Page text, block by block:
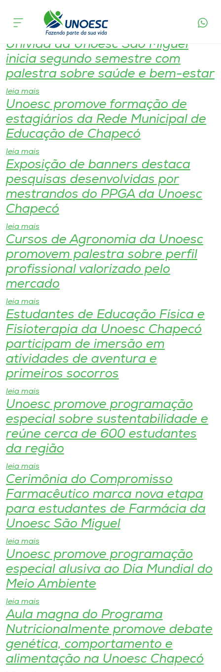
Cursos
Onde estamos
Pesquisa
Atendimento ao Estudante
Portal de Ensino
A
Unoesc
Internacionalização
I.nova
Diplomados
Cultura
CPA
Biblioteca
Editora
Rádio
Museu
Unoesc
Store
o idioma
A+
A-
Página de Listagem por
categorias
Univida da Unoesc São Miguel
inicia segundo semestre com
palestra sobre saúde e bem-estar
leia mais
Unoesc promove formação de
estagiários da Rede Municipal de
Educação de Chapecó
leia mais
Exposição de banners destaca
pesquisas desenvolvidas por
mestrandos do PPGA da Unoesc
Chapecó
leia mais
Cursos de Agronomia da Unoesc
promovem palestra sobre perfil
profissional valorizado pelo
mercado
leia mais
Estudantes de Educação Física e
Fisioterapia da Unoesc Chapecó
participam de imersão em
atividades de aventura e
primeiros socorros
leia mais
Unoesc promove programação
especial sobre sustentabilidade e
reúne cerca de 600 estudantes
da região
leia mais
Cerimônia do Compromisso
Farmacêutico marca nova etapa
para estudantes de Farmácia da
Unoesc São Miguel
leia mais
Unoesc promove programação
especial alusiva ao Dia Mundial do
Meio Ambiente
leia mais
Aula magna do Programa
Nutricionalmente promove debate
genética, comportamento e
alimentação na Unoesc Chapecó